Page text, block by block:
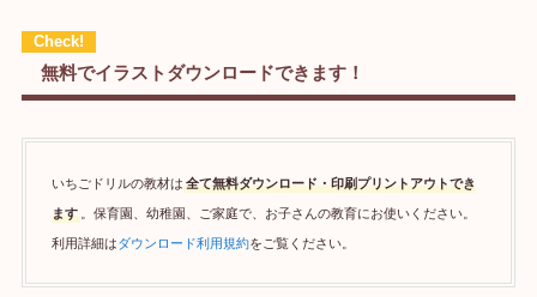
無料でイラストダウンロードできます！
いちごドリルの教材は 全て無料ダウンロード・印刷プリントアウトでき
ます。保育園、幼稚園、ご家庭で、お子さんの教育にお使いください。
利用詳細はダウンロード利用規約をご覧ください。